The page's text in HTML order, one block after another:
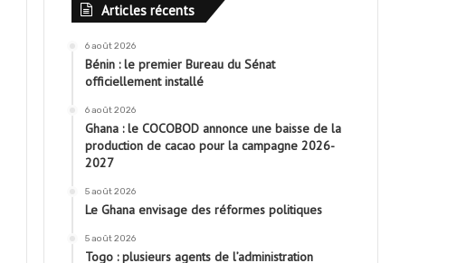
Articles récents
6 août 2026
Bénin : le premier Bureau du Sénat
officiellement installé
6 août 2026
Ghana : le COCOBOD annonce une baisse de la
production de cacao pour la campagne 2026-
2027
5 août 2026
Le Ghana envisage des réformes politiques
5 août 2026
Togo : plusieurs agents de l’administration